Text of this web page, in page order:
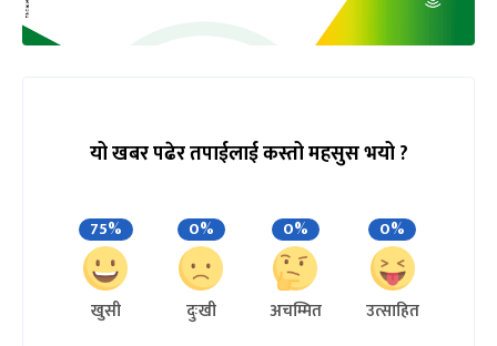
यो खबर पढेर तपाईलाई कस्तो महसुस भयो ?
75%
खुसी
0%
दुःखी
0%
अचम्मित
0%
उत्साहित